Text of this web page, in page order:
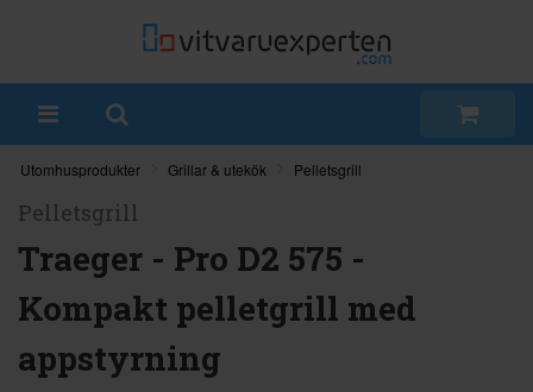
Utomhusprodukter Grillar & utekök Pelletsgrill
Pelletsgrill
Traeger - Pro D2 575 -
Kompakt pelletgrill med
appstyrning